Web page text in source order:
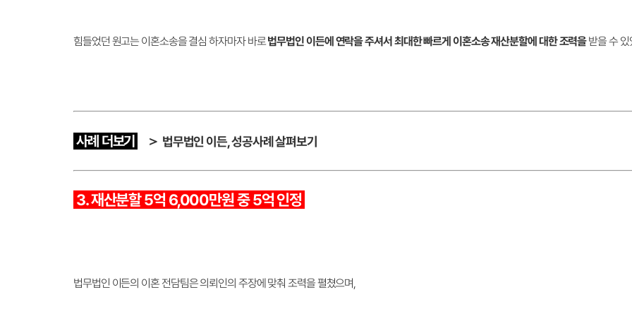
힘들었던 원고는 이혼소송을 결심 하자마자 바로법무법인 이든에 연락을 주셔서 최대한 빠르게 이혼소송 재산분할에 대한 조력을받을 수 있
사례 더보기 ＞ 법무법인 이든, 성공사례 살펴보기
3. 재산분할 5억 6,000만원 중 5억 인정
법무법인 이든의 이혼 전담팀은 의뢰인의 주장에 맞춰 조력을 펼쳤으며,